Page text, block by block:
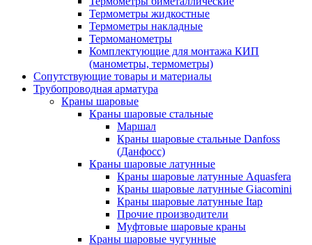
Термометры жидкостные
Термометры накладные
Термоманометры
Комплектующие для монтажа КИП
(манометры, термометры)
Сопутствующие товары и материалы
Трубопроводная арматура
Краны шаровые
Краны шаровые стальные
Маршал
Краны шаровые стальные Danfoss
(Данфосс)
Краны шаровые латунные
Краны шаровые латунные Aquasfera
Краны шаровые латунные Giacomini
Краны шаровые латунные Itap
Прочие производители
Муфтовые шаровые краны
Краны шаровые чугунные